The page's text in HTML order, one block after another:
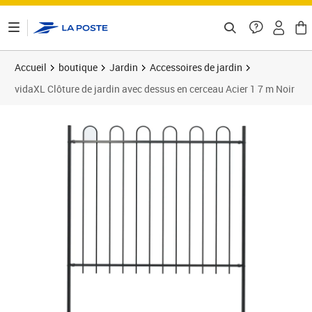
Accueil boutique Jardin
Accessoires de jardin
vidaXL Clôture de jardin avec dessus en cerceau Acier 1 7 m Noir